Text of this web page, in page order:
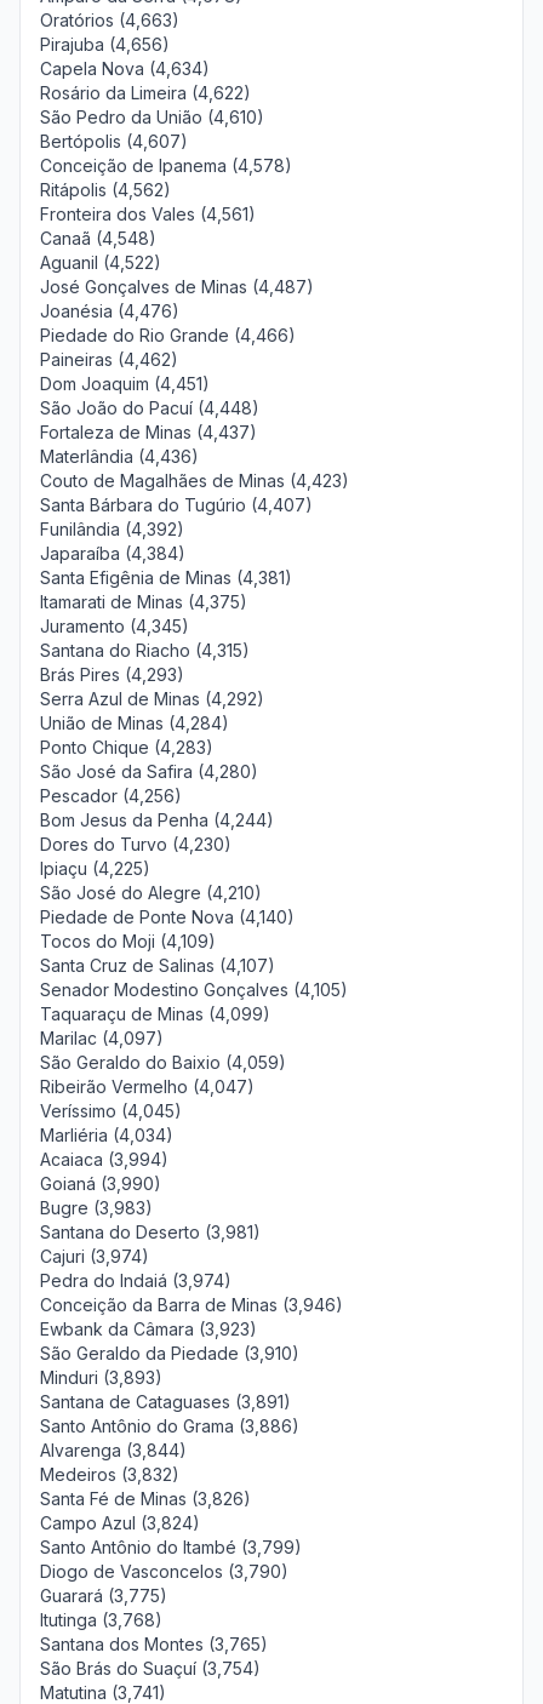
Oratórios (4,663)
Pirajuba (4,656)
Capela Nova (4,634)
Rosário da Limeira (4,622)
São Pedro da União (4,610)
Bertópolis (4,607)
Conceição de Ipanema (4,578)
Ritápolis (4,562)
Fronteira dos Vales (4,561)
Canaã (4,548)
Aguanil (4,522)
José Gonçalves de Minas (4,487)
Joanésia (4,476)
Piedade do Rio Grande (4,466)
Paineiras (4,462)
Dom Joaquim (4,451)
São João do Pacuí (4,448)
Fortaleza de Minas (4,437)
Materlândia (4,436)
Couto de Magalhães de Minas (4,423)
Santa Bárbara do Tugúrio (4,407)
Funilândia (4,392)
Japaraíba (4,384)
Santa Efigênia de Minas (4,381)
Itamarati de Minas (4,375)
Juramento (4,345)
Santana do Riacho (4,315)
Brás Pires (4,293)
Serra Azul de Minas (4,292)
União de Minas (4,284)
Ponto Chique (4,283)
São José da Safira (4,280)
Pescador (4,256)
Bom Jesus da Penha (4,244)
Dores do Turvo (4,230)
Ipiaçu (4,225)
São José do Alegre (4,210)
Piedade de Ponte Nova (4,140)
Tocos do Moji (4,109)
Santa Cruz de Salinas (4,107)
Senador Modestino Gonçalves (4,105)
Taquaraçu de Minas (4,099)
Marilac (4,097)
São Geraldo do Baixio (4,059)
Ribeirão Vermelho (4,047)
Veríssimo (4,045)
Marliéria (4,034)
Acaiaca (3,994)
Goianá (3,990)
Bugre (3,983)
Santana do Deserto (3,981)
Cajuri (3,974)
Pedra do Indaiá (3,974)
Conceição da Barra de Minas (3,946)
Ewbank da Câmara (3,923)
São Geraldo da Piedade (3,910)
Minduri (3,893)
Santana de Cataguases (3,891)
Santo Antônio do Grama (3,886)
Alvarenga (3,844)
Medeiros (3,832)
Santa Fé de Minas (3,826)
Campo Azul (3,824)
Santo Antônio do Itambé (3,799)
Diogo de Vasconcelos (3,790)
Guarará (3,775)
Itutinga (3,768)
Santana dos Montes (3,765)
São Brás do Suaçuí (3,754)
Matutina (3,741)